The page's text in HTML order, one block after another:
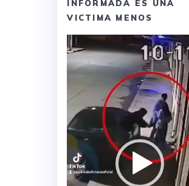
INFORMADA ES UNA
VICTIMA MENOS
Reproductor
de
vídeo